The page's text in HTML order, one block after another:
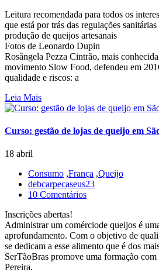
Leitura recomendada para todos os
que está por trás das regulações
produção de queijos artesanais
Fotos de Leonardo Dupin
Rosângela Pezza Cintrão, mais
movimento Slow Food, defendeu em
qualidade e riscos: a
Leia Mais
Curso: gestão de lojas de queijo em
18 abril
Consumo ,França ,Queijo
debcarpecaseus23
10 Comentários
Inscrições abertas!
Administrar um comérciode queijos é
aprofundamento. Com o objetivo de
se dedicam a esse alimento que é dos
SerTãoBras promove uma formação
Pereira.